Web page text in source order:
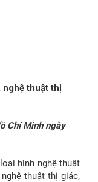
thuật thị
Chí Minh ngày
hình nghệ thuật
thuật thị giác,